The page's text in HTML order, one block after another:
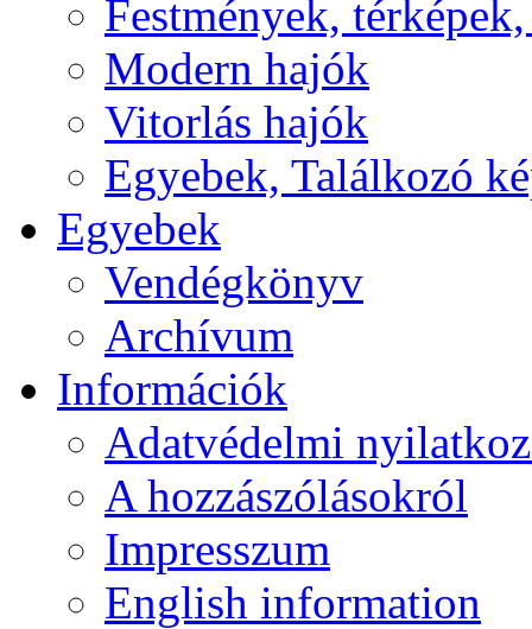
Festmények,
Modern hajók
Vitorlás hajók
Egyebek, Találkozó
Egyebek
Vendégkönyv
Archívum
Információk
Adatvédelmi
A hozzászólásokról
Impresszum
English information